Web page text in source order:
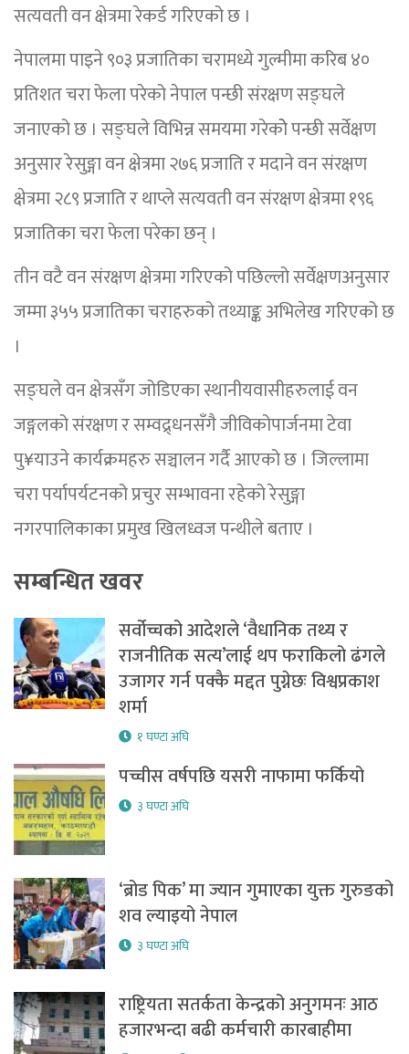
सत्यवती वन क्षेत्रमा रेकर्ड गरिएको छ ।
नेपालमा पाइने ९०३ प्रजातिका चरामध्ये गुल्मीमा करिब ४०
प्रतिशत चरा फेला परेको नेपाल पन्छी संरक्षण सङ्घले
जनाएको छ । सङ्घले विभिन्न समयमा गरेकोे पन्छी सर्वेक्षण
अनुसार रेसुङ्गा वन क्षेत्रमा २७६ प्रजाति र मदाने वन संरक्षण
क्षेत्रमा २८९ प्रजाति र थाप्ले सत्यवती वन संरक्षण क्षेत्रमा १९६
प्रजातिका चरा फेला परेका छन् ।
तीन वटै वन संरक्षण क्षेत्रमा गरिएको पछिल्लो सर्वेक्षणअनुसार
जम्मा ३५५ प्रजातिका चराहरुको तथ्याङ्क अभिलेख गरिएको छ
।
सङ्घले वन क्षेत्रसँग जोडिएका स्थानीयवासीहरुलाई वन
जङ्गलको संरक्षण र सम्वद्र्धनसँगै जीविकोपार्जनमा टेवा
पु¥याउने कार्यक्रमहरु सञ्चालन गर्दै आएको छ । जिल्लामा
चरा पर्यापर्यटनको प्रचुर सम्भावना रहेको रेसुङ्गा
नगरपालिकाका प्रमुख खिलध्वज पन्थीले बताए ।
सम्बन्धित खवर
सर्वोच्चको आदेशले ‘वैधानिक तथ्य र
राजनीतिक सत्य’लाई थप फराकिलो ढंगले
उजागर गर्न पक्कै मद्दत पुग्नेछः विश्वप्रकाश
शर्मा
१ घण्टा अघि
पच्चीस वर्षपछि यसरी नाफामा फर्कियो
३ घण्टा अघि
‘ब्रोड पिक’ मा ज्यान गुमाएका युक्त गुरुङको
शव ल्याइयो नेपाल
३ घण्टा अघि
राष्ट्रियता सतर्कता केन्द्रको अनुगमनः आठ
हजारभन्दा बढी कर्मचारी कारबाहीमा